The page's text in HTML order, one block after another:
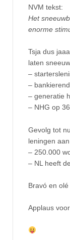
NVM tekst:
Het
enorme
Tsja dus
laten
–
–
– generatie
– NHG op
Gevolg tot
leningen
– 250.000
– NL heeft
Bravó en
Applaus